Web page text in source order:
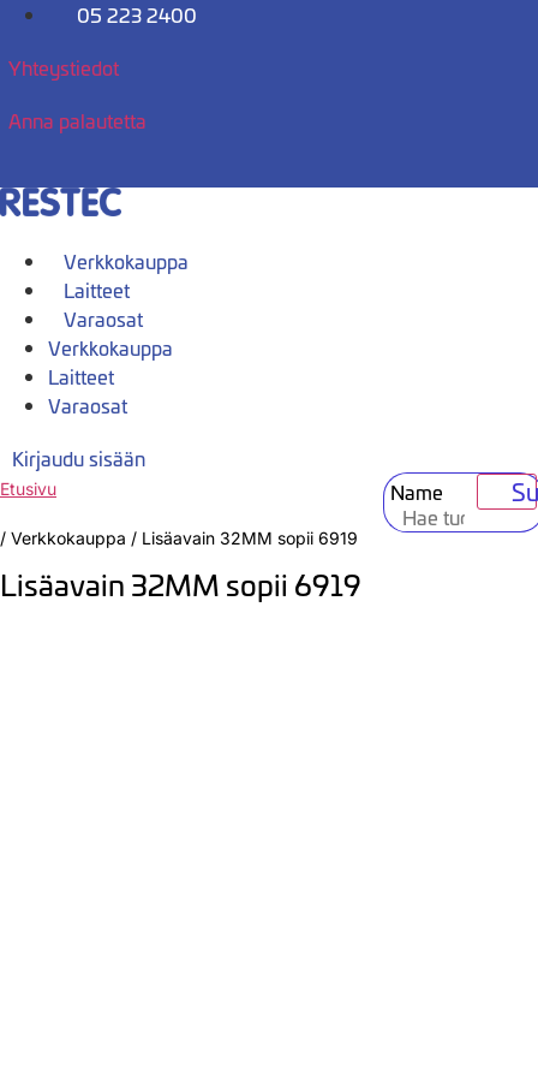
Mene
05 223 2400
Yhteystiedot
Anna palautetta
Verkkokauppa
Laitteet
Varaosat
Verkkokauppa
Laitteet
Varaosat
Kirjaudu sisään
Name
Etusivu
/ Verkkokauppa / Lisäavain 32MM sopii 6919
Lisäavain 32MM sopii 6919